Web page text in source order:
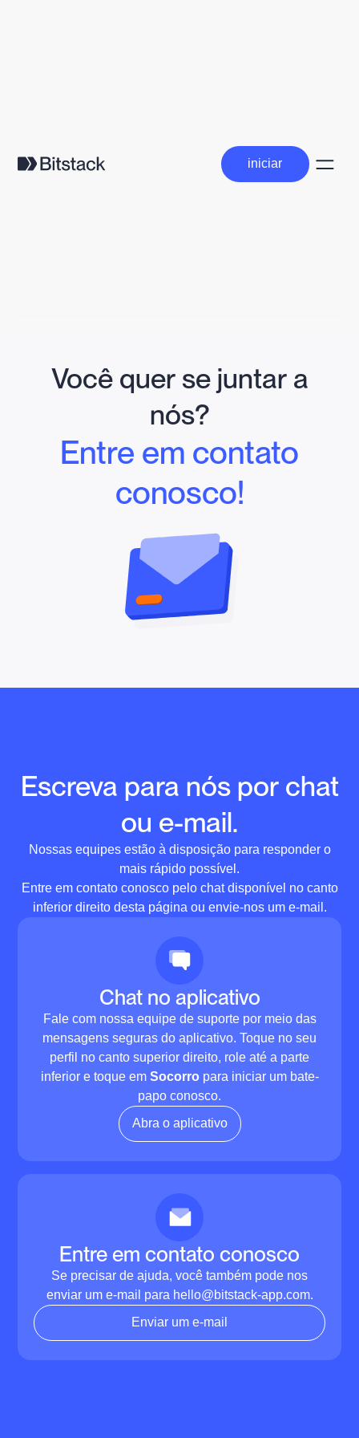
iniciar
iniciar
Você quer se juntar a
nós?
Entre em contato
conosco!
Escreva para nós por chat
ou e-mail.
Nossas equipes estão à disposição para responder o
mais rápido possível.
Entre em contato conosco pelo chat disponível no canto
inferior direito desta página ou envie-nos um e-mail.
Chat no aplicativo
Fale com nossa equipe de suporte por meio das
mensagens seguras do aplicativo. Toque no seu
perfil no canto superior direito, role até a parte
inferior e toque em Socorro para iniciar um bate-
papo conosco.
Abra o aplicativo
Entre em contato conosco
Se precisar de ajuda, você também pode nos
enviar um e-mail para hello@bitstack-app.com.
Enviar um e-mail